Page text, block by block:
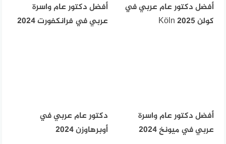
أفضل دكتور عام عربي في
كولن Köln 2025
أفضل دكتور عام واسرة
عربي في فرانكفورت 2024
أفضل دكتور عام واسرة
عربي في ميونخ 2024
دكتور عام عربي في
أوبرهاوزن 2024